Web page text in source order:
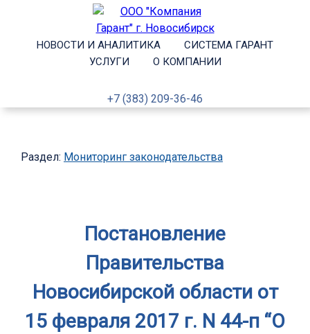
НОВОСТИ И АНАЛИТИКА
СИСТЕМА ГАРАНТ
УСЛУГИ
О КОМПАНИИ
+7 (383) 209-36-46
Раздел: Мониторинг законодательства
Постановление
Правительства
Новосибирской области от
15 февраля 2017 г. N 44-п “О